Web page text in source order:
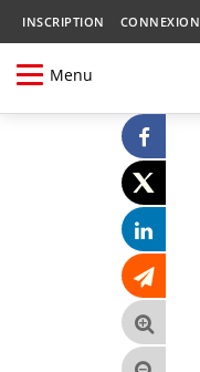
INSCRIPTION CONNEXION
Menu